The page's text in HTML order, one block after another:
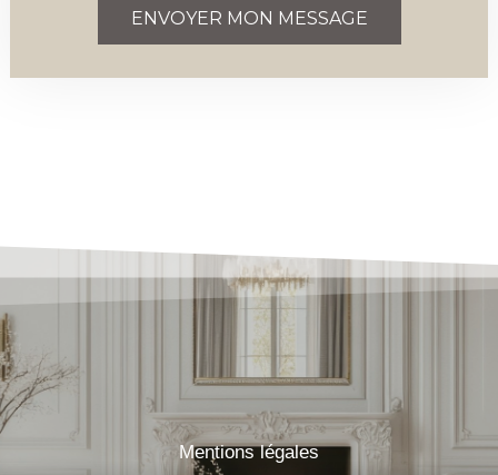
ENVOYER MON MESSAGE
Mentions légales